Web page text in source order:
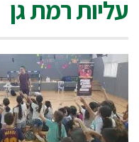
עליות רמת גן